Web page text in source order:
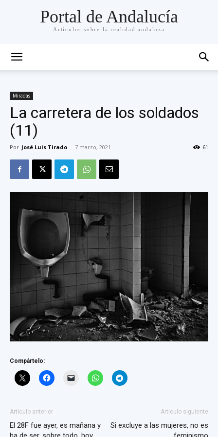
Portal de Andalucía
Artículos sobre la realidad andaluza
Miradas
La carretera de los soldados
(11)
Por José Luis Tirado - 7 marzo, 2021 61
Compártelo:
Artículo anterior
El 28F fue ayer, es mañana y
Artículo siguiente
Si excluye a las mujeres, no es